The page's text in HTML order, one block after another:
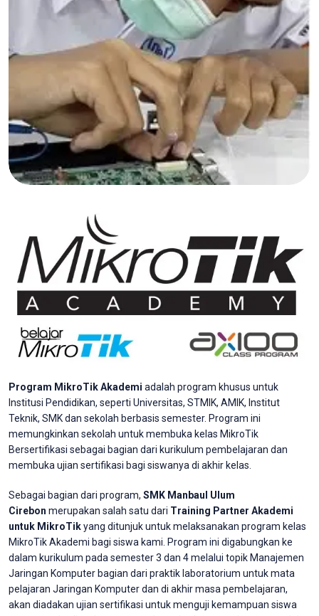
Program MikroTik Akademi adalah program khusus untuk
Institusi Pendidikan, seperti Universitas, STMIK, AMIK, Institut
Teknik, SMK dan sekolah berbasis semester. Program ini
memungkinkan sekolah untuk membuka kelas MikroTik
Bersertifikasi sebagai bagian dari kurikulum pembelajaran dan
membuka ujian sertifikasi bagi siswanya di akhir kelas.
Sebagai bagian dari program, SMK Manbaul Ulum
Cirebon merupakan salah satu dari Training Partner Akademi
untuk MikroTikyang ditunjuk untuk melaksanakan program kelas
MikroTik Akademi bagi siswa kami. Program ini digabungkan ke
dalam kurikulum pada semester 3 dan 4 melalui topik Manajemen
Jaringan Komputer bagian dari praktik laboratorium untuk mata
pelajaran Jaringan Komputer dan di akhir masa pembelajaran,
akan diadakan ujian sertifikasi untuk menguji kemampuan siswa